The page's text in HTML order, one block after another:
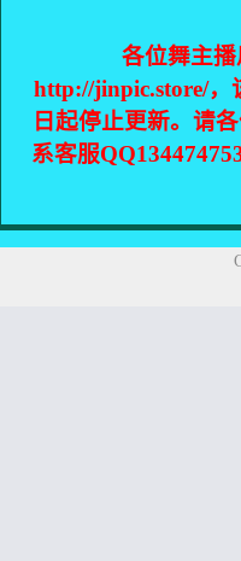
 【舞出精彩】美玥
本站所有资源均收集自互联
各位舞主播
http://jinpic.store/，
日起停止更新。请
系客服